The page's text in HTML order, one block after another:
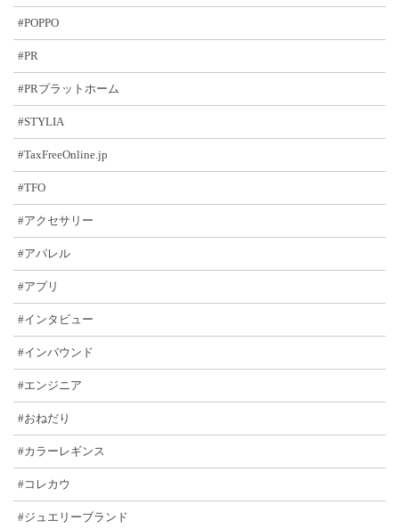
#POPPO
#PR
#PRプラットホーム
#STYLIA
#TaxFreeOnline.jp
#TFO
#アクセサリー
#アパレル
#アプリ
#インタビュー
#インバウンド
#エンジニア
#おねだり
#カラーレギンス
#コレカウ
#ジュエリーブランド